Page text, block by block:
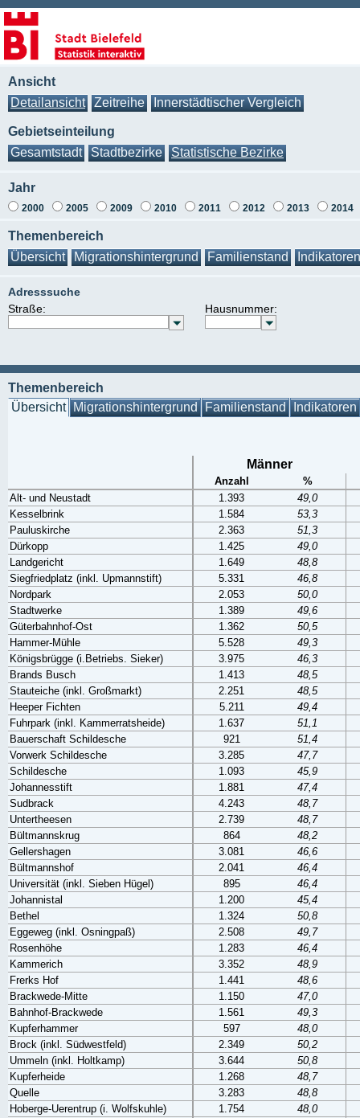
Ansicht
Detailansicht
Zeitreihe Innerstädtischer Vergleich
Gebietseinteilung
Gesamtstadt
Stadtbezirke Statistische Bezirke
Jahr
2000 2005 2009 2010 2011 2012 2013 2014
Themenbereich
Übersicht
Migrationshintergrund Familienstand Indikatoren
Adresssuche
Straße:
Hausnummer:
Themenbereich
Übersicht Migrationshintergrund Familienstand Indikatoren
Männer
Anzahl
%
Alt- und Neustadt
1.393
49,0
Kesselbrink
1.584
53,3
Pauluskirche
2.363
51,3
Dürkopp
1.425
49,0
Landgericht
1.649
48,8
Siegfriedplatz (inkl. Upmannstift)
5.331
46,8
Nordpark
2.053
50,0
Stadtwerke
1.389
49,6
Güterbahnhof-Ost
1.362
50,5
Hammer-Mühle
5.528
49,3
Königsbrügge (i.Betriebs. Sieker)
3.975
46,3
Brands Busch
1.413
48,5
Stauteiche (inkl. Großmarkt)
2.251
48,5
Heeper Fichten
5.211
49,4
Fuhrpark (inkl. Kammerratsheide)
1.637
51,1
Bauerschaft Schildesche
921
51,4
Vorwerk Schildesche
3.285
47,7
Schildesche
1.093
45,9
Johannesstift
1.881
47,4
Sudbrack
4.243
48,7
Untertheesen
2.739
48,7
Bültmannskrug
864
48,2
Gellershagen
3.081
46,6
Bültmannshof
2.041
46,4
Universität (inkl. Sieben Hügel)
895
46,4
Johannistal
1.200
45,4
Bethel
1.324
50,8
Eggeweg (inkl. Osningpaß)
2.508
49,7
Rosenhöhe
1.283
46,4
Kammerich
3.352
48,9
Frerks Hof
1.441
48,6
Brackwede-Mitte
1.150
47,0
Bahnhof-Brackwede
1.561
49,3
Kupferhammer
597
48,0
Brock (inkl. Südwestfeld)
2.349
50,2
Ummeln (inkl. Holtkamp)
3.644
50,8
Kupferheide
1.268
48,7
Quelle
3.283
48,8
Hoberge-Uerentrup (i. Wolfskuhle)
1.754
48,0